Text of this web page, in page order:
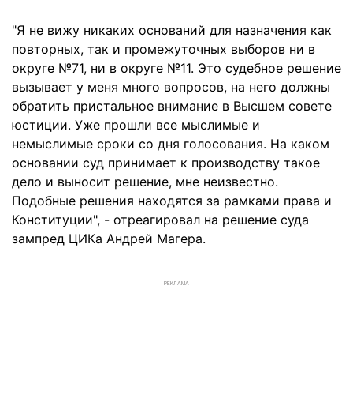
"Я не вижу никаких оснований для назначения как
повторных, так и промежуточных выборов ни в
округе №71, ни в округе №11. Это судебное решение
вызывает у меня много вопросов, на него должны
обратить пристальное внимание в Высшем совете
юстиции. Уже прошли все мыслимые и
немыслимые сроки со дня голосования. На каком
основании суд принимает к производству такое
дело и выносит решение, мне неизвестно.
Подобные решения находятся за рамками права и
Конституции", - отреагировал на решение суда
зампред ЦИКа Андрей Магера.
РЕКЛАМА